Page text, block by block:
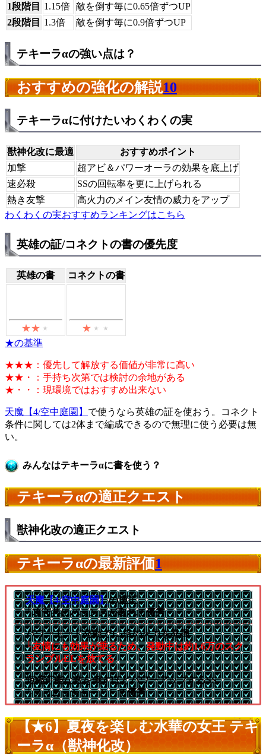
1段階目
1.15倍 敵を倒す毎に0.65倍ずつUP
2段階目
1.3倍 敵を倒す毎に0.9倍ずつUP
テキーラαの強い点は？
おすすめの強化の解説10
テキーラαに付けたいわくわくの実
獣神化改に最適
おすすめポイント
加撃
超アビ＆パワーオーラの効果を底上げ
速必殺
SSの回転率を更に上げられる
熱き友撃
高火力のメイン友情の威力をアップ
わくわくの実おすすめランキングはこちら
英雄の証/コネクトの書の優先度
英雄の書 コネクトの書
★の基準
★★★：優先して解放する価値が非常に高い
★★・：手持ち次第では検討の余地がある
★・・：現環境ではおすすめ出来ない
天魔【4/空中庭園】 で使うなら英雄の証を使おう。コネクト
条件に関しては2体まで編成できるので無理に使う必要は無
い。
みんなはテキーラαに書を使う？
テキーラαの適正クエスト
獣神化改の適正クエスト
テキーラαの最新評価1
天魔【4/空中庭園】の適正
└攻守共にバランスが取れて優秀
パワーモード発動で1.5倍の火力を発揮
└友情にも効果が乗るため、発動中は約1.6万のスク
ランブルELを放てる
短縮可能な敵を倒すほどパワーアップするSS
└フィニッシャーとして優秀
【★6】夏夜を楽しむ水華の女王 テキ
ーラα（獣神化改）